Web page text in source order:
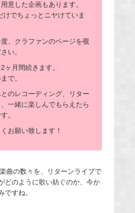
意した企画もあります。
けでちょっとニヤけていま
、クラファンのページを覗
い。
ヶ月間続きます。
で。
のレコーディング、リター
一緒に楽しんでもらえたら
。
お願い致します！
曲の数々を、リターンライブで
どのように歌い紡ぐのか、今か
ですね。